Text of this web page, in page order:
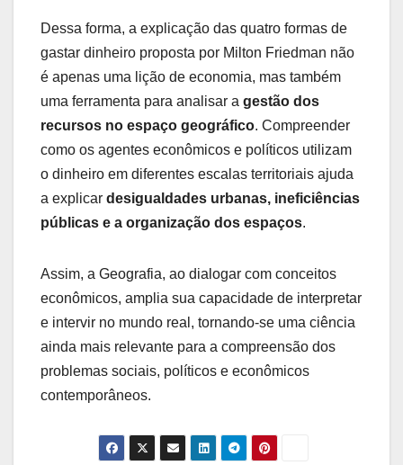
Dessa forma, a explicação das quatro formas de
gastar dinheiro proposta por Milton Friedman não
é apenas uma lição de economia, mas também
uma ferramenta para analisar a gestão dos
recursos no espaço geográfico. Compreender
como os agentes econômicos e políticos utilizam
o dinheiro em diferentes escalas territoriais ajuda
a explicar desigualdades urbanas, ineficiências
públicas e a organização dos espaços.
Assim, a Geografia, ao dialogar com conceitos
econômicos, amplia sua capacidade de interpretar
e intervir no mundo real, tornando-se uma ciência
ainda mais relevante para a compreensão dos
problemas sociais, políticos e econômicos
contemporâneos.